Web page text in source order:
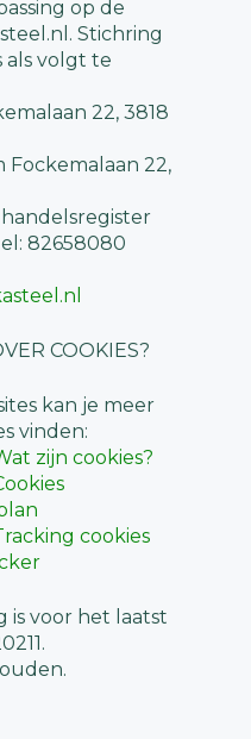
op de
Stichring
als volgt te
22, 3818
Fockemalaan 22,
82658080
COOKIES?
kan je meer
vinden:
zijn cookies?
cookies
is voor het laatst